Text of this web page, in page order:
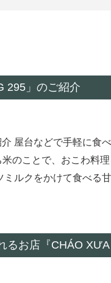
295」のご紹介
屋台などで手軽に食
のことで、おこわ料
ルクをかけて食べる
お店『CHÁO XƯA